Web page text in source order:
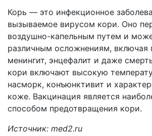
Корь — это инфекционное
вызываемое вирусом кори. Оно
воздушно-капельным путем и
различным осложнениям, включая
менингит, энцефалит и даже
кори включают высокую
насморк, конъюнктивит и
коже. Вакцинация является
способом предотвращения кори.
Источник: med2.ru